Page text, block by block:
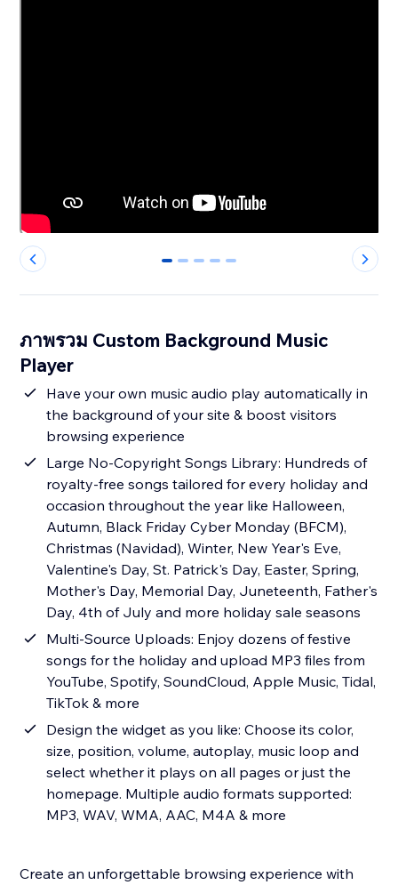
0 1 2 3 4
ภาพรวม Custom Background Music
Player
Have your own music audio play automatically in
the background of your site & boost visitors
browsing experience
Large No-Copyright Songs Library: Hundreds of
royalty-free songs tailored for every holiday and
occasion throughout the year like Halloween,
Autumn, Black Friday Cyber Monday (BFCM),
Christmas (Navidad), Winter, New Year's Eve,
Valentine's Day, St. Patrick's Day, Easter, Spring,
Mother's Day, Memorial Day, Juneteenth, Father's
Day, 4th of July and more holiday sale seasons
Multi-Source Uploads: Enjoy dozens of festive
songs for the holiday and upload MP3 files from
YouTube, Spotify, SoundCloud, Apple Music, Tidal,
TikTok & more
Design the widget as you like: Choose its color,
size, position, volume, autoplay, music loop and
select whether it plays on all pages or just the
homepage. Multiple audio formats supported:
MP3, WAV, WMA, AAC, M4A & more
Create an unforgettable browsing experience with